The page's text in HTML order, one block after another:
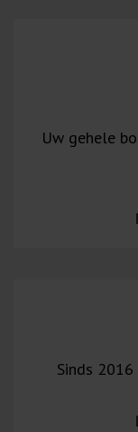
Uw gehele
Sinds